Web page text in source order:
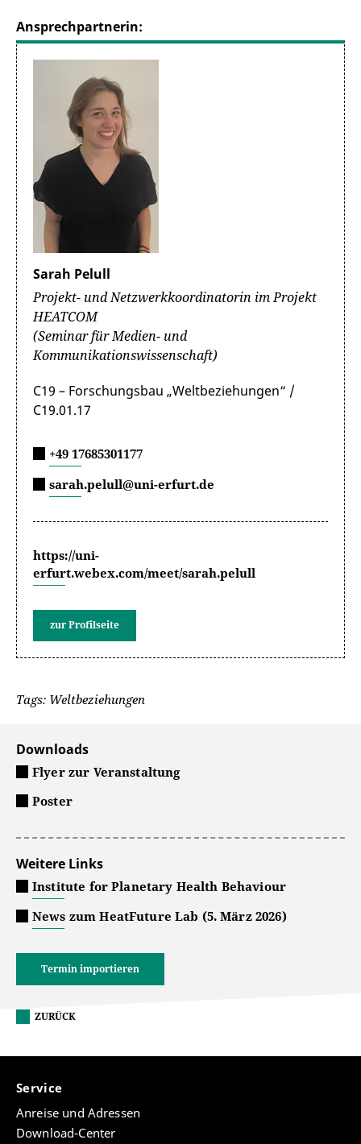
Ansprechpartnerin:
Sarah Pelull
Projekt- und Netzwerkkoordinatorin im Projekt
HEATCOM
(Seminar für Medien- und
Kommunikationswissenschaft)
C19 – Forschungsbau „Weltbeziehungen“ /
C19.01.17
+49 17685301177
sarah.pelull@uni-erfurt.de
https://uni-
erfurt.webex.com/meet/sarah.pelull
zur Profilseite
Tags: Weltbeziehungen
Downloads
Flyer zur Veranstaltung
Poster
Weitere Links
Institute for Planetary Health Behaviour
News zum HeatFuture Lab (5. März 2026)
Termin importieren
ZURÜCK
Service
Anreise und Adressen
Download-Center